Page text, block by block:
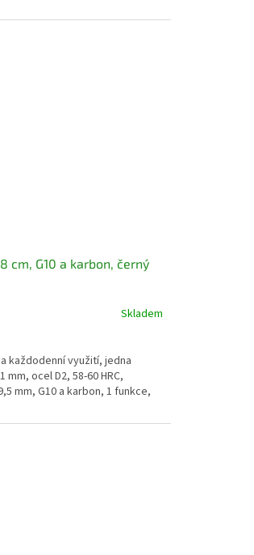
cm, G10 a karbon, černý
Skladem
každodenní využití, jedna
ocel D2, 58-60 HRC,
mm, G10 a karbon, 1 funkce,